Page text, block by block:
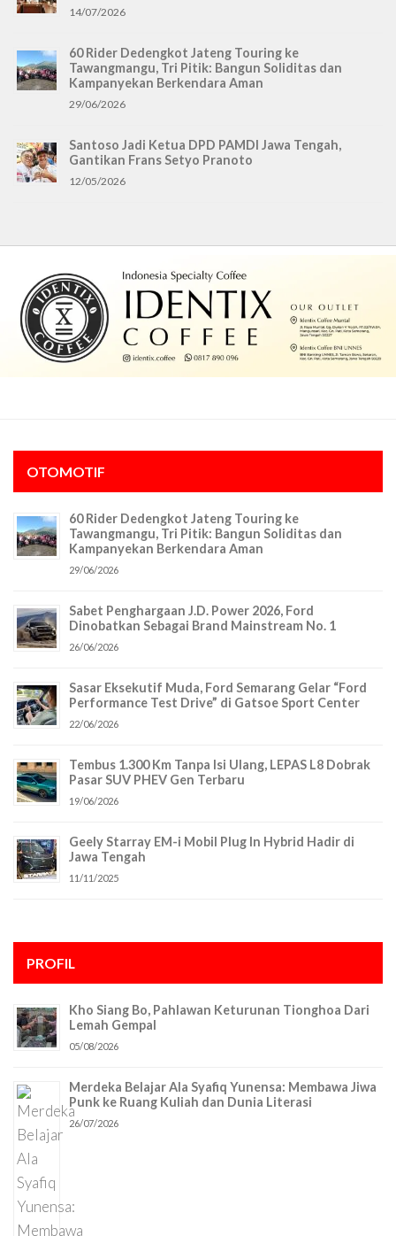
14/07/2026
60 Rider Dedengkot Jateng Touring ke
Tawangmangu, Tri Pitik: Bangun Soliditas dan
Kampanyekan Berkendara Aman
29/06/2026
Santoso Jadi Ketua DPD PAMDI Jawa Tengah,
Gantikan Frans Setyo Pranoto
12/05/2026
OTOMOTIF
60 Rider Dedengkot Jateng Touring ke
Tawangmangu, Tri Pitik: Bangun Soliditas dan
Kampanyekan Berkendara Aman
29/06/2026
Sabet Penghargaan J.D. Power 2026, Ford
Dinobatkan Sebagai Brand Mainstream No. 1
26/06/2026
Sasar Eksekutif Muda, Ford Semarang Gelar “Ford
Performance Test Drive” di Gatsoe Sport Center
22/06/2026
Tembus 1.300 Km Tanpa Isi Ulang, LEPAS L8 Dobrak
Pasar SUV PHEV Gen Terbaru
19/06/2026
Geely Starray EM-i Mobil Plug In Hybrid Hadir di
Jawa Tengah
11/11/2025
PROFIL
Kho Siang Bo, Pahlawan Keturunan Tionghoa Dari
Lemah Gempal
05/08/2026
Merdeka Belajar Ala Syafiq Yunensa: Membawa Jiwa
Punk ke Ruang Kuliah dan Dunia Literasi
26/07/2026